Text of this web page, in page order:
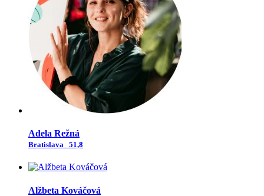
Adela Režná
Bratislava 51,8
Alžbeta Kováčová